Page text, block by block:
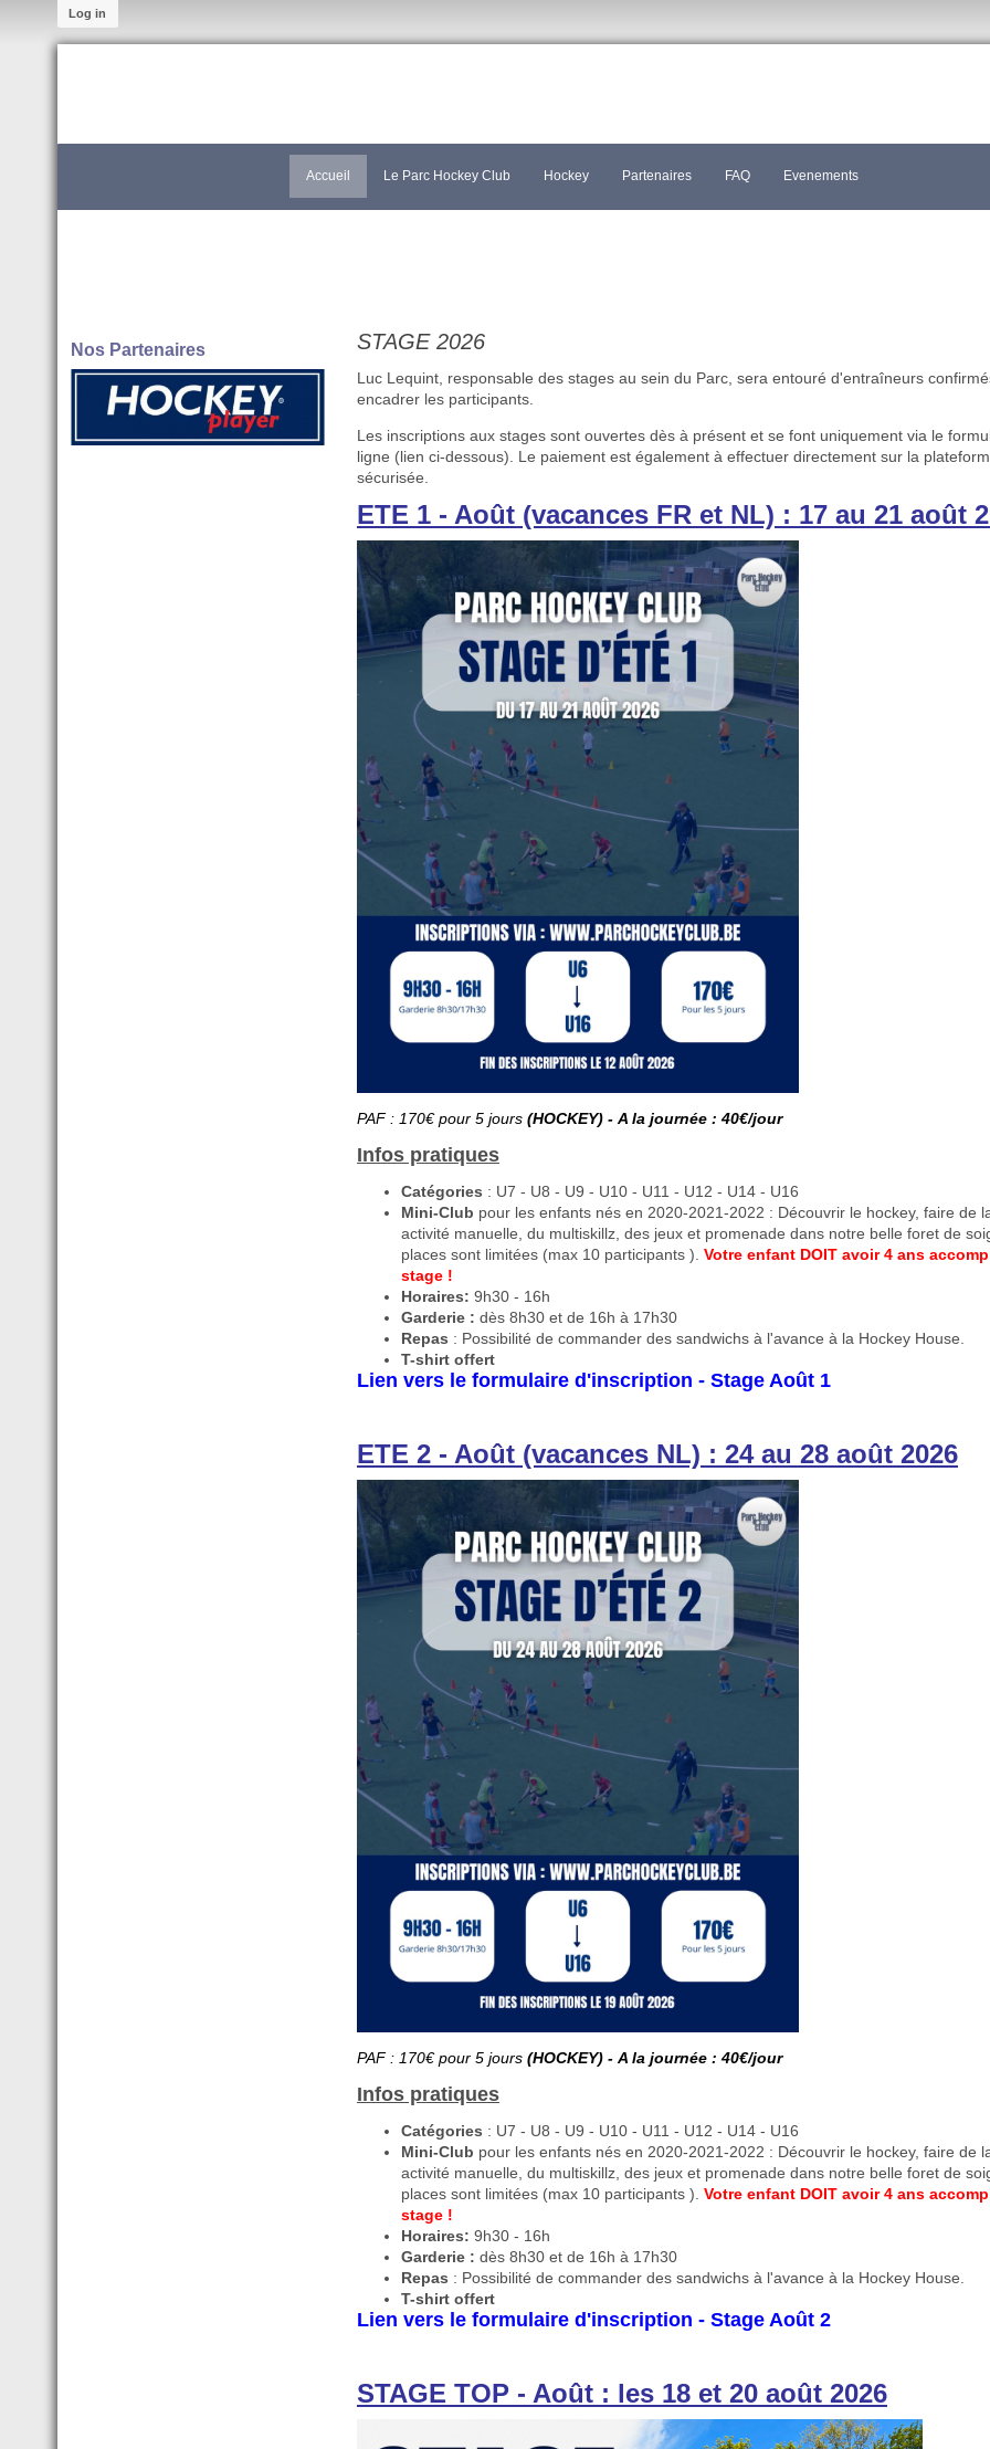
Log in
Accueil Le Parc Hockey Club Hockey Partenaires FAQ Evenements
STAGE 2026
Luc Lequint, responsable des stages au sein du Parc, sera entouré d'entraîneurs
encadrer les participants.
Les inscriptions aux stages sont ouvertes dès à présent et se font uniquement via le
ligne (lien ci-dessous). Le paiement est également à effectuer directement sur la
sécurisée.
ETE 1 - Août (vacances FR et NL) : 17 au 21 août
PAF : 170€ pour 5 jours (HOCKEY) - A la journée : 40€/jour
Infos pratiques
Catégories : U7 - U8 - U9 - U10 - U11 - U12 - U14 - U16
Mini-Club pour les enfants nés en 2020-2021-2022 : Découvrir le hockey, faire de
activité manuelle, du multiskillz, des jeux et promenade dans notre belle foret de
places sont limitées (max 10 participants ). Votre enfant DOIT avoir 4 ans
stage !
Horaires: 9h30 - 16h
Garderie : dès 8h30 et de 16h à 17h30
Repas : Possibilité de commander des sandwichs à l'avance à la Hockey House.
T-shirt offert
Lien vers le formulaire d'inscription - Stage Août 1
ETE 2 - Août (vacances NL) : 24 au 28 août 2026
PAF : 170€ pour 5 jours (HOCKEY) - A la journée : 40€/jour
Infos pratiques
Catégories : U7 - U8 - U9 - U10 - U11 - U12 - U14 - U16
Mini-Club pour les enfants nés en 2020-2021-2022 : Découvrir le hockey, faire de
activité manuelle, du multiskillz, des jeux et promenade dans notre belle foret de
places sont limitées (max 10 participants ). Votre enfant DOIT avoir 4 ans
stage !
Horaires: 9h30 - 16h
Garderie : dès 8h30 et de 16h à 17h30
Repas : Possibilité de commander des sandwichs à l'avance à la Hockey House.
T-shirt offert
Lien vers le formulaire d'inscription - Stage Août 2
STAGE TOP - Août : les 18 et 20 août 2026
Nos Partenaires